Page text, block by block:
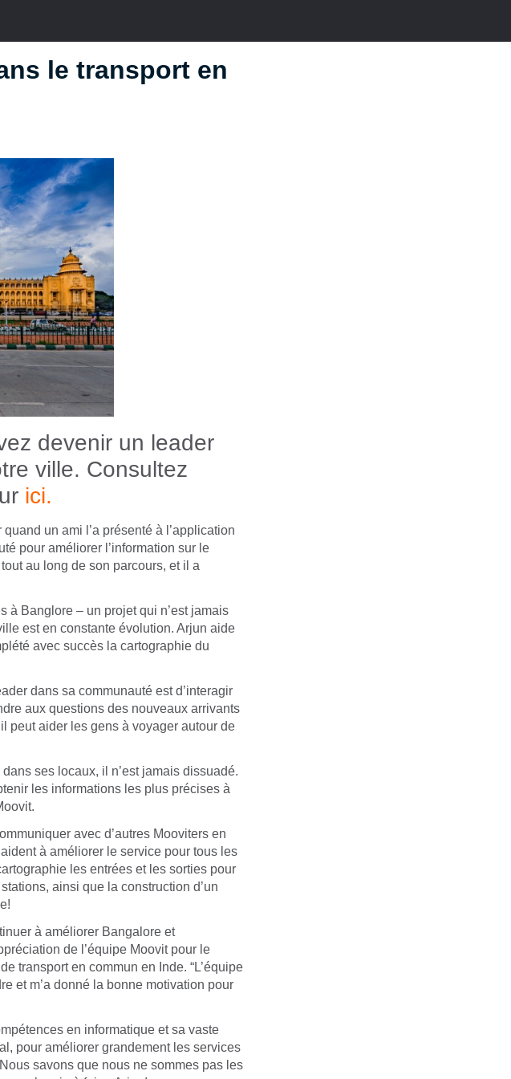
le transport en
devenir un leader
ville. Consultez
ici.
un ami l’a présenté à l’application
pour améliorer l’information sur le
au long de son parcours, et il a
à Banglore – un projet qui n’est jamais
est en constante évolution. Arjun aide
avec succès la cartographie du
dans sa communauté est d’interagir
aux questions des nouveaux arrivants
peut aider les gens à voyager autour de
ses locaux, il n’est jamais dissuadé.
les informations les plus précises à
avec d’autres Mooviters en
à améliorer le service pour tous les
les entrées et les sorties pour
ainsi que la construction d’un
à améliorer Bangalore et
de l’équipe Moovit pour le
transport en commun en Inde. “L’équipe
et m’a donné la bonne motivation pour
en informatique et sa vaste
pour améliorer grandement les services
savons que nous ne sommes pas les